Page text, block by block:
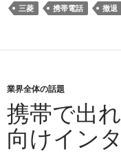
三菱 携帯電話 撤退
業界全体の話題
携帯で出
向けイン